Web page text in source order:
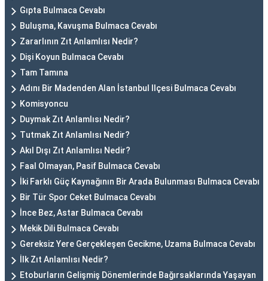
Gıpta Bulmaca Cevabı
Buluşma, Kavuşma Bulmaca Cevabı
Zararlının Zıt Anlamlısı Nedir?
Dişi Koyun Bulmaca Cevabı
Tam Tamına
Adını Bir Madenden Alan İstanbul Ilçesi Bulmaca Cevabı
Komisyoncu
Duymak Zıt Anlamlısı Nedir?
Tutmak Zıt Anlamlısı Nedir?
Akıl Dışı Zıt Anlamlısı Nedir?
Faal Olmayan, Pasif Bulmaca Cevabı
İki Farklı Güç Kaynağının Bir Arada Bulunması Bulmaca Cevabı
Bir Tür Spor Ceket Bulmaca Cevabı
İnce Bez, Astar Bulmaca Cevabı
Mekik Dili Bulmaca Cevabı
Gereksiz Yere Gerçekleşen Gecikme, Uzama Bulmaca Cevabı
İlk Zıt Anlamlısı Nedir?
Etoburların Gelişmiş Dönemlerinde Bağırsaklarında Yaşayan